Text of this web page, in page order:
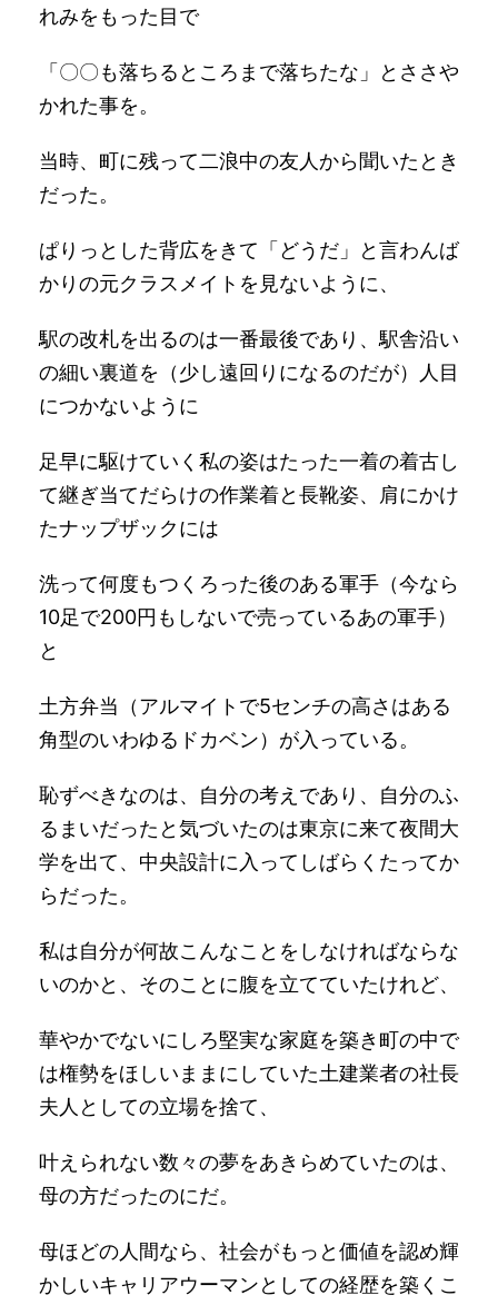
れみをもった目で
「〇〇も落ちるところまで落ちたな」とささや
かれた事を。
当時、町に残って二浪中の友人から聞いたとき
だった。
ぱりっとした背広をきて「どうだ」と言わんば
かりの元クラスメイトを見ないように、
駅の改札を出るのは一番最後であり、駅舎沿い
の細い裏道を（少し遠回りになるのだが）人目
につかないように
足早に駆けていく私の姿はたった一着の着古し
て継ぎ当てだらけの作業着と長靴姿、肩にかけ
たナップザックには
洗って何度もつくろった後のある軍手（今なら
10足で200円もしないで売っているあの軍手）
と
土方弁当（アルマイトで5センチの高さはある
角型のいわゆるドカベン）が入っている。
恥ずべきなのは、自分の考えであり、自分のふ
るまいだったと気づいたのは東京に来て夜間大
学を出て、中央設計に入ってしばらくたってか
らだった。
私は自分が何故こんなことをしなければならな
いのかと、そのことに腹を立てていたけれど、
華やかでないにしろ堅実な家庭を築き町の中で
は権勢をほしいままにしていた土建業者の社長
夫人としての立場を捨て、
叶えられない数々の夢をあきらめていたのは、
母の方だったのにだ。
母ほどの人間なら、社会がもっと価値を認め輝
かしいキャリアウーマンとしての経歴を築くこ